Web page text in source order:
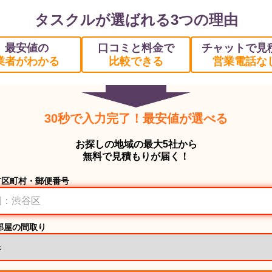
タスクルが選ばれる3つの理由
最安値の
者がわかる
口コミと料金で
比較できる
チャットで見
営業電話な
30秒で入力完了！最安値が選べる
お探しの地域の最大5社から
無料で見積もりが届く！
町村・郵便番号
の間取り